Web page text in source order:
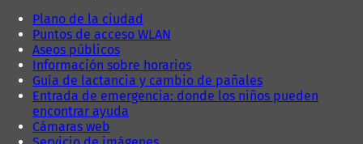
Plano de la ciudad
Puntos de acceso WLAN
Aseos públicos
Información sobre horarios
Guía de lactancia y cambio de pañales
Entrada de emergencia: donde los niños pueden
encontrar ayuda
Cámaras web